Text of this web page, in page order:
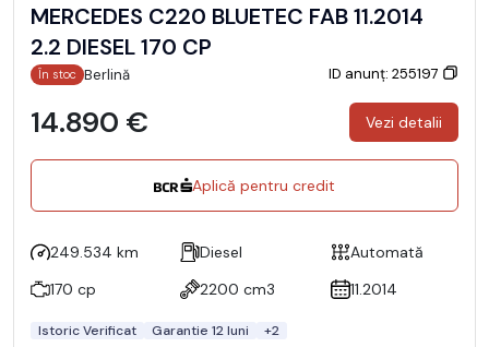
MERCEDES C220 BLUETEC FAB 11.2014
2.2 DIESEL 170 CP
În stoc Berlină ID anunț: 255197
14.890 € Vezi detalii
Aplică pentru credit
249.534 km Diesel
Automată
170 cp
2200 cm3 11.2014
Istoric Verificat Garantie 12 luni +2